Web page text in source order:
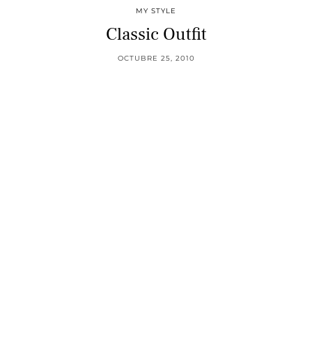
MY STYLE
Classic Outfit
OCTUBRE 25, 2010